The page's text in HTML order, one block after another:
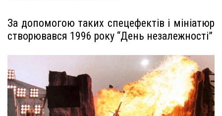
За допомогою таких спецефектів і мініатюр
створювався 1996 року “День незалежності”